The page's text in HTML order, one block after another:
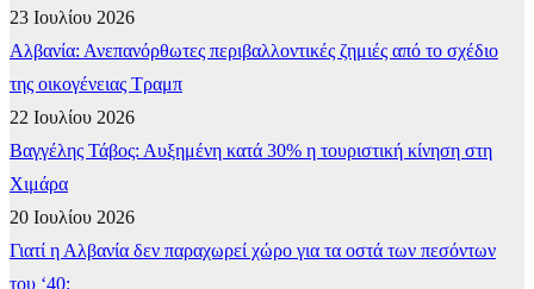
23 Ιουλίου 2026
Αλβανία: Ανεπανόρθωτες περιβαλλοντικές ζημιές από το σχέδιο
της οικογένειας Τραμπ
22 Ιουλίου 2026
Βαγγέλης Τάβος: Αυξημένη κατά 30% η τουριστική κίνηση στη
Χιμάρα
20 Ιουλίου 2026
Γιατί η Αλβανία δεν παραχωρεί χώρο για τα οστά των πεσόντων
του ‘40;